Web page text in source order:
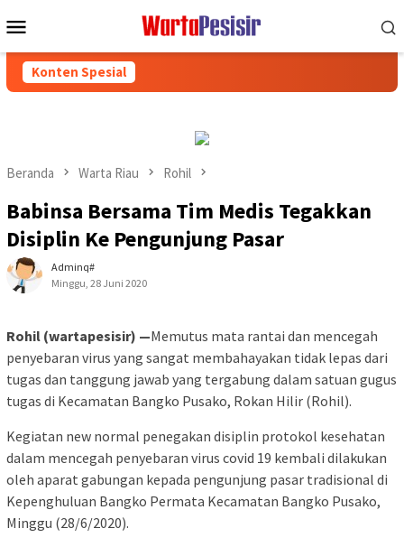
ke
Mobile
Konten Spesial
Beranda Warta Riau Rohil
Babinsa Bersama Tim Medis Tegakkan
Disiplin Ke Pengunjung Pasar
Adminq#
Minggu, 28 Juni 2020
Rohil (wartapesisir) —Memutus mata rantai dan mencegah
penyebaran virus yang sangat membahayakan tidak lepas dari
tugas dan tanggung jawab yang tergabung dalam satuan gugus
tugas di Kecamatan Bangko Pusako, Rokan Hilir (Rohil).
Kegiatan new normal penegakan disiplin protokol kesehatan
dalam mencegah penyebaran virus covid 19 kembali dilakukan
oleh aparat gabungan kepada pengunjung pasar tradisional di
Kepenghuluan Bangko Permata Kecamatan Bangko Pusako,
Minggu (28/6/2020).